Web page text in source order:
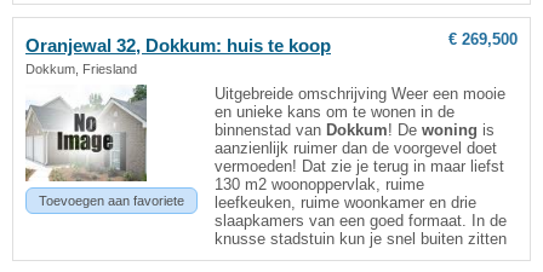
Oranjewal 32, Dokkum: huis te koop
Dokkum, Friesland
€ 269,500
Toevoegen aan favoriete
Uitgebreide omschrijving Weer een mooie
en unieke kans om te wonen in de
binnenstad van Dokkum! Dewoning is
aanzienlijk ruimer dan de voorgevel doet
vermoeden! Dat zie je terug in maar liefst
130 m2 woonoppervlak, ruime
leefkeuken, ruime woonkamer en drie
slaapkamers van een goed formaat. In de
knusse stadstuin kun je snel buiten zitten